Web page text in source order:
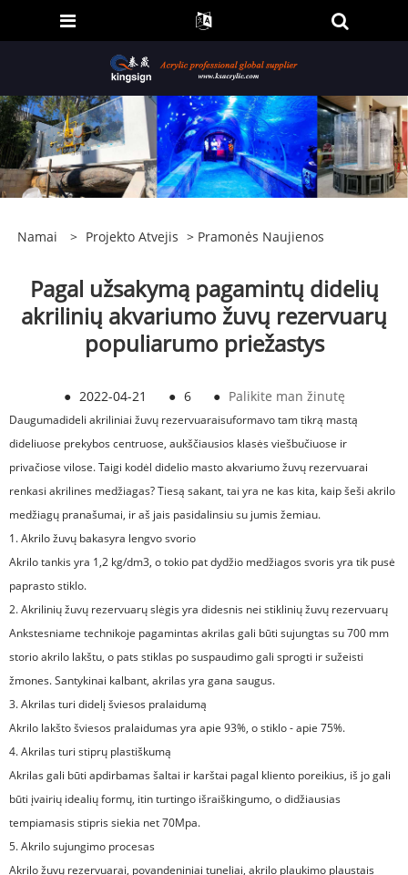
Namai > Projekto Atvejis > Pramonės Naujienos
Pagal užsakymą pagamintų didelių
akrilinių akvariumo žuvų rezervuarų
populiarumo priežastys
● 2022-04-21 ● 6 ● Palikite man žinutę
Daugumadideli akriliniai žuvų rezervuaraisuformavo tam tikrą mastą
dideliuose prekybos centruose, aukščiausios klasės viešbučiuose ir
privačiose vilose. Taigi kodėl didelio masto akvariumo žuvų rezervuarai
renkasi akrilines medžiagas? Tiesą sakant, tai yra ne kas kita, kaip šeši akrilo
medžiagų pranašumai, ir aš jais pasidalinsiu su jumis žemiau.
1.Akrilo žuvų bakasyra lengvo svorio
Akrilo tankis yra 1,2 kg/dm3, o tokio pat dydžio medžiagos svoris yra tik pusė
paprasto stiklo.
2. Akrilinių žuvų rezervuarų slėgis yra didesnis nei stiklinių žuvų rezervuarų
Ankstesniame technikoje pagamintas akrilas gali būti sujungtas su 700 mm
storio akrilo lakštu, o pats stiklas po suspaudimo gali sprogti ir sužeisti
žmones. Santykinai kalbant, akrilas yra gana saugus.
3. Akrilas turi didelį šviesos pralaidumą
Akrilo lakšto šviesos pralaidumas yra apie 93%, o stiklo - apie 75%.
4. Akrilas turi stiprų plastiškumą
Akrilas gali būti apdirbamas šaltai ir karštai pagal kliento poreikius, iš jo gali
būti įvairių idealių formų, itin turtingo išraiškingumo, o didžiausias
tempiamasis stipris siekia net 70Mpa.
5. Akrilo sujungimo procesas
Akrilo žuvų rezervuarai, povandeniniai tuneliai, akrilo plaukimo plaustais